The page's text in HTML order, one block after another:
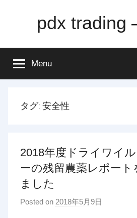
pdx trading
Menu
タグ: 安全性
2018年度ドライワイ
ーの残留農薬レポート
ました
Posted on 2018年5月9日